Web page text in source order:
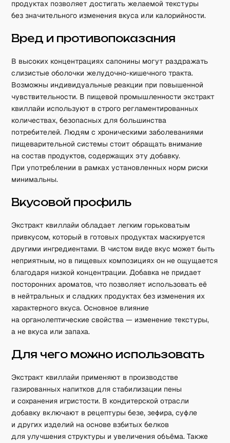
продуктах позволяет достигать желаемой текстуры
без значительного изменения вкуса или калорийности.
Вред и противопоказания
В высоких концентрациях сапонины могут раздражать
слизистые оболочки желудочно-кишечного тракта.
Возможны индивидуальные реакции при повышенной
чувствительности. В пищевой промышленности экстракт
квиллайи используют в строго регламентированных
количествах, безопасных для большинства
потребителей. Людям с хроническими заболеваниями
пищеварительной системы стоит обращать внимание
на состав продуктов, содержащих эту добавку.
При употреблении в рамках установленных норм риски
минимальны.
Вкусовой профиль
Экстракт квиллайи обладает легким горьковатым
привкусом, который в готовых продуктах маскируется
другими ингредиентами. В чистом виде вкус может быть
неприятным, но в пищевых композициях он не ощущается
благодаря низкой концентрации. Добавка не придает
посторонних ароматов, что позволяет использовать её
в нейтральных и сладких продуктах без изменения их
характерного вкуса. Основное влияние
на органолептические свойства — изменение текстуры,
а не вкуса или запаха.
Для чего можно использовать
Экстракт квиллайи применяют в производстве
газированных напитков для стабилизации пены
и сохранения игристости. В кондитерской отрасли
добавку включают в рецептуры безе, зефира, суфле
и других изделий на основе взбитых белков
для улучшения структуры и увеличения объёма. Также